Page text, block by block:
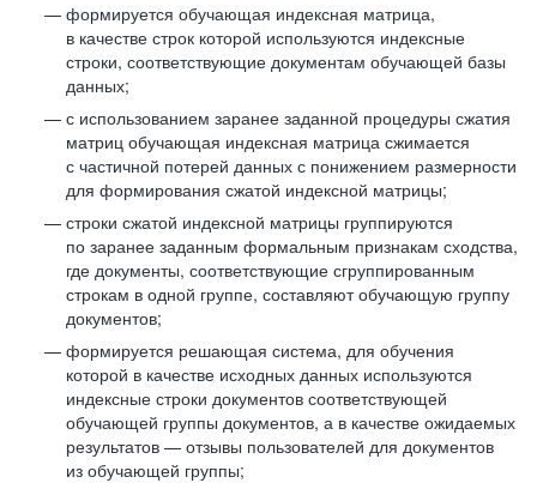
формируется обучающая индексная матрица,
в качестве строк которой используются индексные
строки, соответствующие документам обучающей базы
данных;
с использованием заранее заданной процедуры сжатия
матриц обучающая индексная матрица сжимается
с частичной потерей данных с понижением размерности
для формирования сжатой индексной матрицы;
строки сжатой индексной матрицы группируются
по заранее заданным формальным признакам сходства,
где документы, соответствующие сгруппированным
строкам в одной группе, составляют обучающую группу
документов;
формируется решающая система, для обучения
которой в качестве исходных данных используются
индексные строки документов соответствующей
обучающей группы документов, а в качестве ожидаемых
результатов — отзывы пользователей для документов
из обучающей группы;